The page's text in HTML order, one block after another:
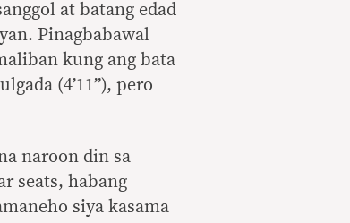
at batang edad
Pinagbabawal
kung ang bata
(4’11”), pero
naroon din sa
seats, habang
siya kasama